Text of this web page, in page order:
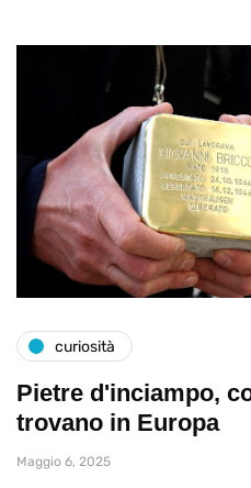
curiosità
Pietre d'inciampo,
trovano in Europa
Maggio 6, 2025